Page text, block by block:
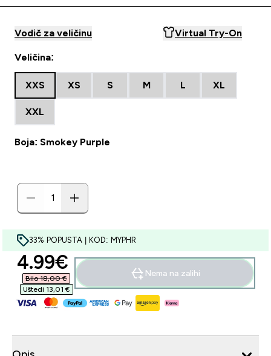
Vodič za veličinu Virtual Try-On
Veličina:
XXS XS S M L XL
XXL
Boja: Smokey Purple
33% POPUSTA | KOD: MYPHR
discounted price
4.99€‎
Bilo 18,00 €‎
Uštedi 13,01 €‎
Nema na zalihi